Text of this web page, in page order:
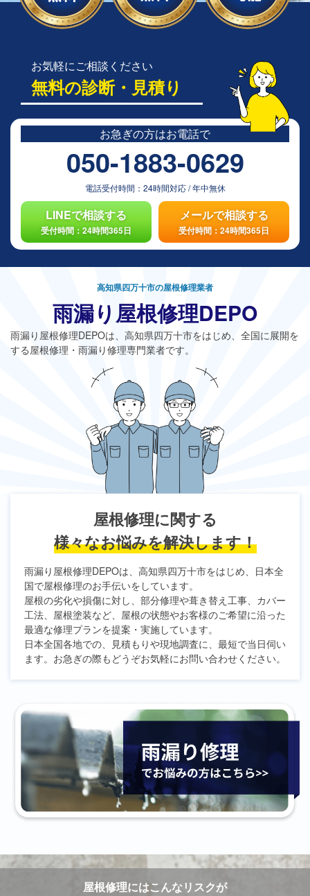
お気軽にご相談ください
無料の診断・見積り
お急ぎの方はお電話で
050-1883-0629
電話受付時間： 24時間対応/年中無休
LINEで相談する
受付時間：24時間365日
メールで相談する
受付時間：24時間365日
高知県四万十市の屋根修理業者
雨漏り屋根修理DEPO
雨漏り屋根修理DEPOは、高知県四万十市をはじめ、全国に展開を
する屋根修理・雨漏り修理専門業者です。
屋根修理に関する
様々なお悩みを解決します！
雨漏り屋根修理DEPOは、高知県四万十市をはじめ、日本全
国で屋根修理のお手伝いをしています。
屋根の劣化や損傷に対し、部分修理や葺き替え工事、カバー
工法、屋根塗装など、屋根の状態やお客様のご希望に沿った
最適な修理プランを提案・実施しています。
日本全国各地での、見積もりや現地調査に、最短で当日伺い
ます。お急ぎの際もどうぞお気軽にお問い合わせください。
屋根修理にはこんなリスクが